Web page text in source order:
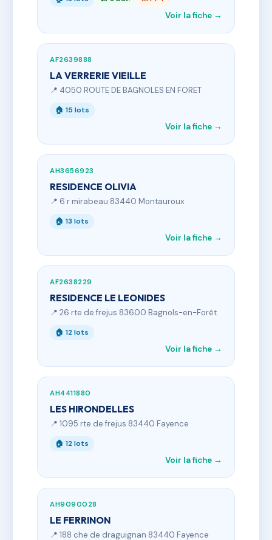
Voir la fiche →
AF2639888
LA VERRERIE VIEILLE
📍 4050 ROUTE DE BAGNOLES EN FORET
🏠 15 lots
Voir la fiche →
AH3656923
RESIDENCE OLIVIA
📍 6 r mirabeau 83440 Montauroux
🏠 13 lots
Voir la fiche →
AF2638229
RESIDENCE LE LEONIDES
📍 26 rte de frejus 83600 Bagnols-en-Forêt
🏠 12 lots
Voir la fiche →
AH4411880
LES HIRONDELLES
📍 1095 rte de frejus 83440 Fayence
🏠 12 lots
Voir la fiche →
AH9090028
LE FERRINON
📍 188 che de draguignan 83440 Fayence